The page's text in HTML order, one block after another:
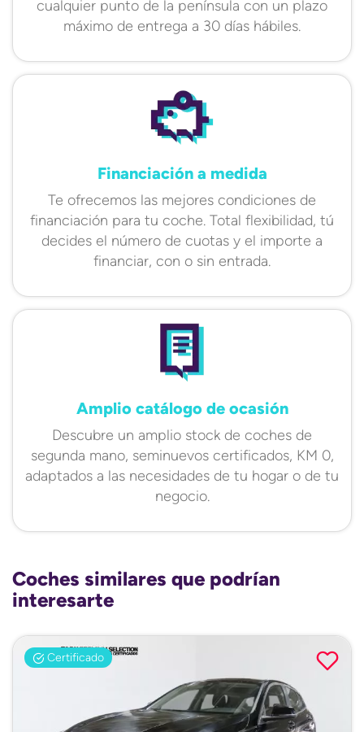
cualquier punto de la península con un plazo
máximo de entrega a 30 días hábiles.
Financiación a medida
Te ofrecemos las mejores condiciones de
financiación para tu coche. Total flexibilidad, tú
decides el número de cuotas y el importe a
financiar, con o sin entrada.
Amplio catálogo de ocasión
Descubre un amplio stock de coches de
segunda mano, seminuevos certificados, KM 0,
adaptados a las necesidades de tu hogar o de tu
negocio.
Coches similares que podrían
interesarte
Certificado